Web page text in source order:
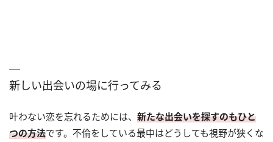
新しい出会いの場に行ってみる
叶わない恋を忘れるためには、 新たな出会いを探すのもひと
つの方法です。不倫をしている最中はどうしても視野が狭くな